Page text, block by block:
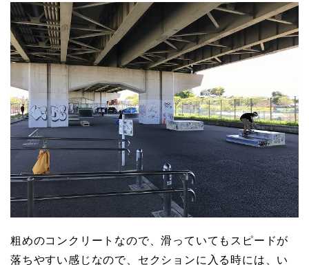
粗めのコンクリートなので、滑っていてもスピードが
落ちやすい感じなので、セクションに入る時には、い